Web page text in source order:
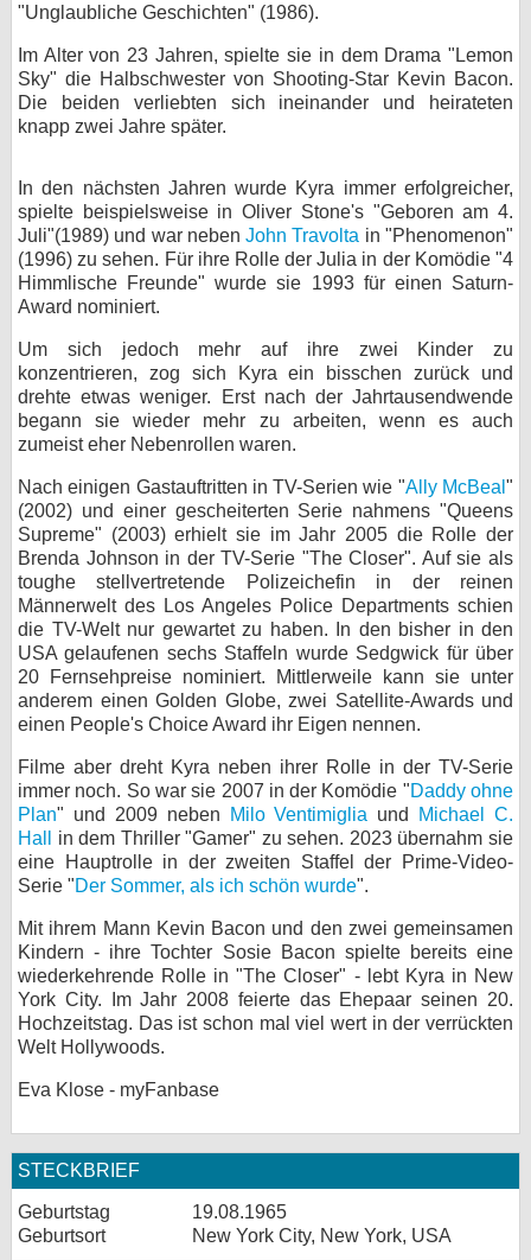
"Unglaubliche Geschichten" (1986).
Im Alter von 23 Jahren, spielte sie in dem Drama "Lemon
Sky" die Halbschwester von Shooting-Star Kevin Bacon.
Die beiden verliebten sich ineinander und heirateten
knapp zwei Jahre später.
In den nächsten Jahren wurde Kyra immer erfolgreicher,
spielte beispielsweise in Oliver Stone's "Geboren am 4.
Juli"(1989) und war nebenJohn Travolta in "Phenomenon"
(1996) zu sehen. Für ihre Rolle der Julia in der Komödie "4
Himmlische Freunde" wurde sie 1993 für einen Saturn-
Award nominiert.
Um sich jedoch mehr auf ihre zwei Kinder zu
konzentrieren, zog sich Kyra ein bisschen zurück und
drehte etwas weniger. Erst nach der Jahrtausendwende
begann sie wieder mehr zu arbeiten, wenn es auch
zumeist eher Nebenrollen waren.
Nach einigen Gastauftritten in TV-Serien wie "Ally McBeal"
(2002) und einer gescheiterten Serie nahmens "Queens
Supreme" (2003) erhielt sie im Jahr 2005 die Rolle der
Brenda Johnson in der TV-Serie "The Closer". Auf sie als
toughe stellvertretende Polizeichefin in der reinen
Männerwelt des Los Angeles Police Departments schien
die TV-Welt nur gewartet zu haben. In den bisher in den
USA gelaufenen sechs Staffeln wurde Sedgwick für über
20 Fernsehpreise nominiert. Mittlerweile kann sie unter
anderem einen Golden Globe, zwei Satellite-Awards und
einen People's Choice Award ihr Eigen nennen.
Filme aber dreht Kyra neben ihrer Rolle in der TV-Serie
immer noch. So war sie 2007 in der Komödie "Daddy ohne
Plan" und 2009 neben Milo Ventimiglia und
Michael C.
Hall
in dem Thriller "Gamer" zu sehen. 2023 übernahm sie
eine Hauptrolle in der zweiten Staffel der Prime-Video-
Serie "Der Sommer, als ich schön wurde".
Mit ihrem Mann Kevin Bacon und den zwei gemeinsamen
Kindern - ihre Tochter Sosie Bacon spielte bereits eine
wiederkehrende Rolle in "The Closer" - lebt Kyra in New
York City. Im Jahr 2008 feierte das Ehepaar seinen 20.
Hochzeitstag. Das ist schon mal viel wert in der verrückten
Welt Hollywoods.
Eva Klose - myFanbase
STECKBRIEF
Geburtstag
19.08.1965
Geburtsort
New York City, New York, USA